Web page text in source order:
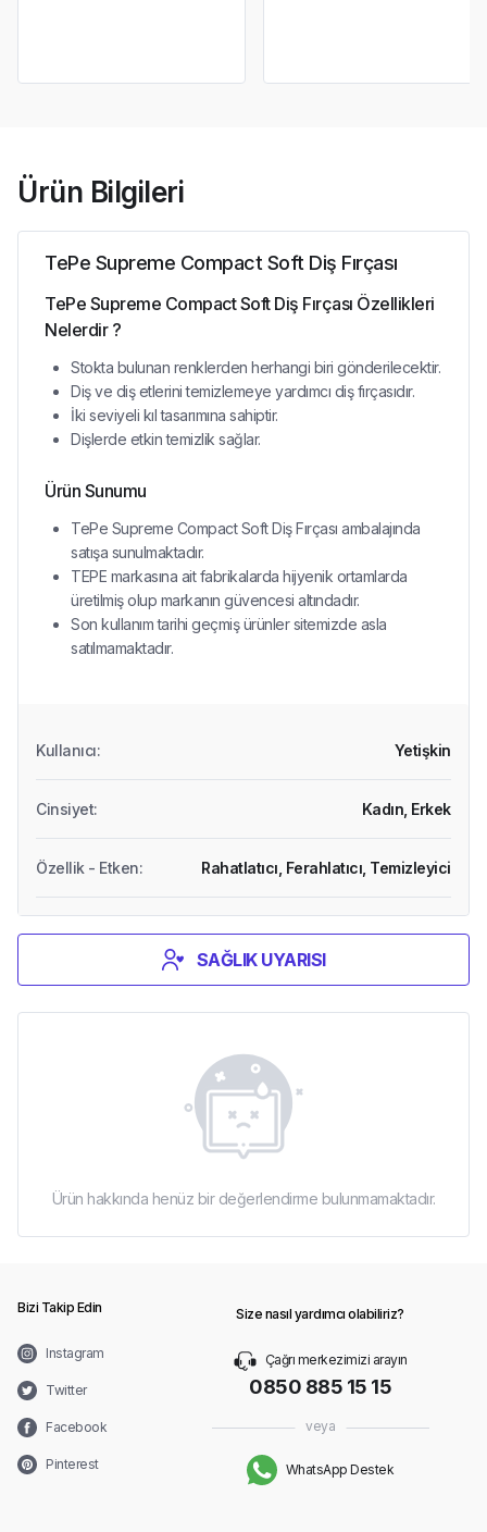
Ürün Bilgileri
TePe Supreme Compact Soft Diş Fırçası
TePe Supreme Compact Soft Diş Fırçası Özellikleri
Nelerdir ?
Stokta bulunan renklerden herhangi biri gönderilecektir.
Diş ve diş etlerini temizlemeye yardımcı diş fırçasıdır.
İki seviyeli kıl tasarımına sahiptir.
Dişlerde etkin temizlik sağlar.
Ürün Sunumu
TePe Supreme Compact Soft Diş Fırçası ambalajında
satışa sunulmaktadır.
TEPE markasına ait fabrikalarda hijyenik ortamlarda
üretilmiş olup markanın güvencesi altındadır.
Son kullanım tarihi geçmiş ürünler sitemizde asla
satılmamaktadır.
Kullanıcı: Yetişkin
Cinsiyet: Kadın, Erkek
Özellik - Etken: Rahatlatıcı, Ferahlatıcı, Temizleyici
SAĞLIK UYARISI
Ürün hakkında henüz bir değerlendirme bulunmamaktadır.
Bizi Takip Edin
Instagram
Twitter
Facebook
Pinterest
Size nasıl yardımcı olabiliriz?
Çağrı merkezimizi arayın
0850 885 15 15
veya
WhatsApp Destek